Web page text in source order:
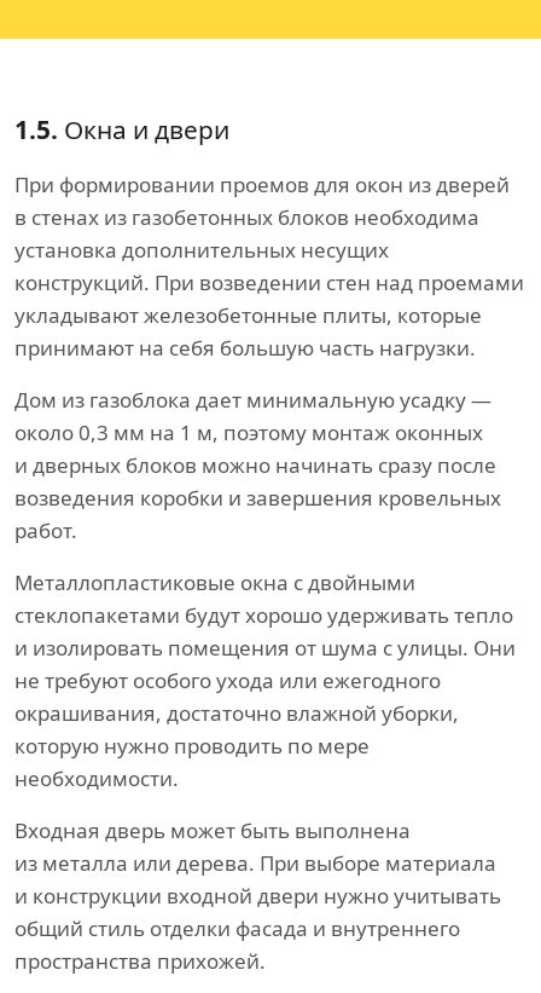
1.5. Окна и двери
При формировании проемов для окон из дверей
в стенах из газобетонных блоков необходима
установка дополнительных несущих
конструкций. При возведении стен над проемами
укладывают железобетонные плиты, которые
принимают на себя большую часть нагрузки.
Дом из газоблока дает минимальную усадку —
около 0,3 мм на 1 м, поэтому монтаж оконных
и дверных блоков можно начинать сразу после
возведения коробки и завершения кровельных
работ.
Металлопластиковые окна с двойными
стеклопакетами будут хорошо удерживать тепло
и изолировать помещения от шума с улицы. Они
не требуют особого ухода или ежегодного
окрашивания, достаточно влажной уборки,
которую нужно проводить по мере
необходимости.
Входная дверь может быть выполнена
из металла или дерева. При выборе материала
и конструкции входной двери нужно учитывать
общий стиль отделки фасада и внутреннего
пространства прихожей.